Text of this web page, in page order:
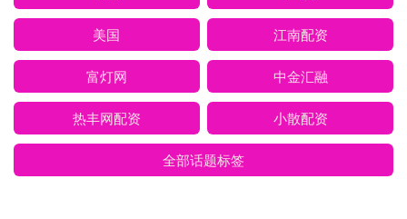
美国 江南配资
富灯网 中金汇融
热丰网配资 小散配资
全部话题标签